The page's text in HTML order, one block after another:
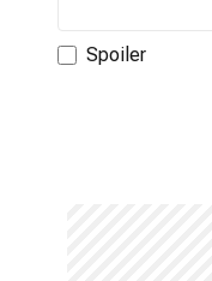
Spoiler